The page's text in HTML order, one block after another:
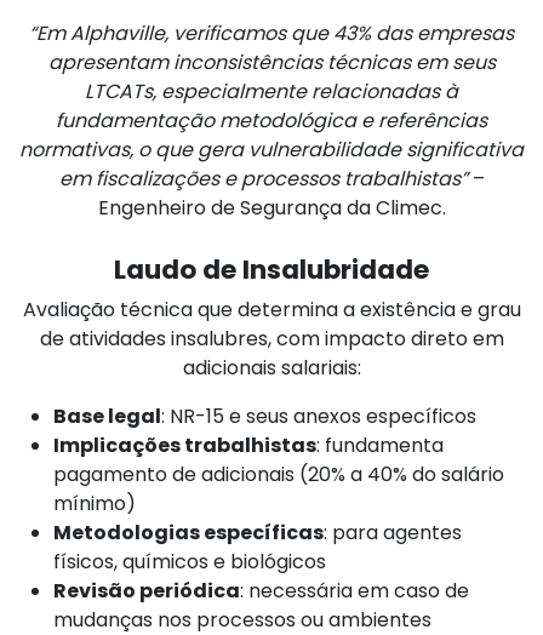
“Em Alphaville, verificamos que 43% das empresas
apresentam inconsistências técnicas em seus
LTCATs, especialmente relacionadas à
fundamentação metodológica e referências
normativas, o que gera vulnerabilidade significativa
em fiscalizações e processos trabalhistas”–
Engenheiro de Segurança da Climec.
Laudo de Insalubridade
Avaliação técnica que determina a existência e grau
de atividades insalubres, com impacto direto em
adicionais salariais:
Base legal: NR-15 e seus anexos específicos
Implicações trabalhistas: fundamenta
pagamento de adicionais (20% a 40% do salário
mínimo)
Metodologias específicas: para agentes
físicos, químicos e biológicos
Revisão periódica: necessária em caso de
mudanças nos processos ou ambientes